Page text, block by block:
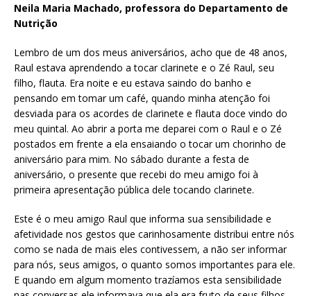
Neila Maria Machado, professora do Departamento de
Nutrição
Lembro de um dos meus aniversários, acho que de 48 anos,
Raul estava aprendendo a tocar clarinete e o Zé Raul, seu
filho, flauta. Era noite e eu estava saindo do banho e
pensando em tomar um café, quando minha atenção foi
desviada para os acordes de clarinete e flauta doce vindo do
meu quintal. Ao abrir a porta me deparei com o Raul e o Zé
postados em frente a ela ensaiando o tocar um chorinho de
aniversário para mim. No sábado durante a festa de
aniversário, o presente que recebi do meu amigo foi à
primeira apresentação pública dele tocando clarinete.
Este é o meu amigo Raul que informa sua sensibilidade e
afetividade nos gestos que carinhosamente distribui entre nós
como se nada de mais eles contivessem, a não ser informar
para nós, seus amigos, o quanto somos importantes para ele.
E quando em algum momento trazíamos esta sensibilidade